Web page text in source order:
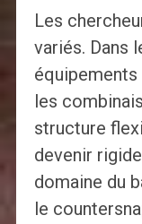
Les
variés. Dans
les
structure
devenir
domaine du
le